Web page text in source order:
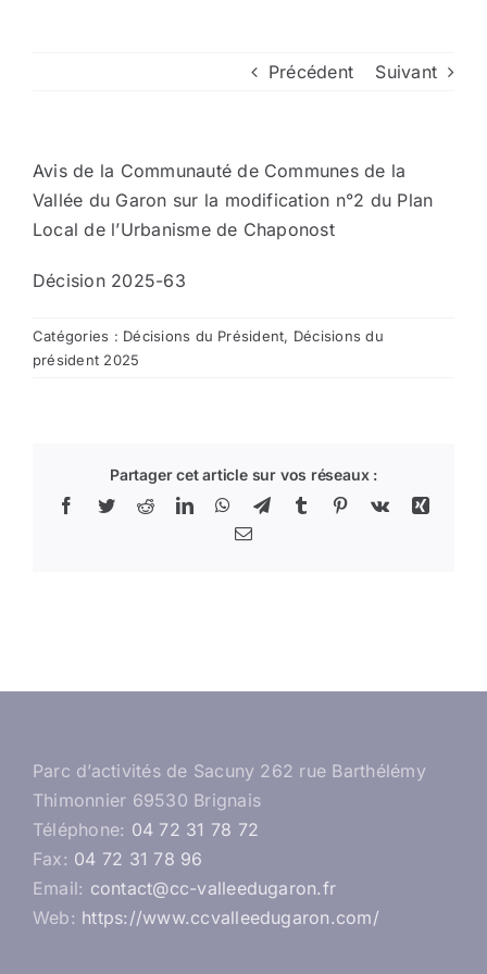
Nous contacter
Précédent Suivant
Avis de la Communauté de Communes de la
Vallée du Garon sur la modification n°2 du Plan
Local de l’Urbanisme de Chaponost
Décision 2025-63
Catégories : Décisions du Président, Décisions du
président 2025
Partager cet article sur vos réseaux :
Facebook
TwitterRedditLinkedInWhatsApp
TelegramTumblr Pinterest
Vk
Xing
Email
Parc d’activités de Sacuny 262 rue Barthélémy
Thimonnier 69530 Brignais
Téléphone: 04 72 31 78 72
Fax: 04 72 31 78 96
Email: contact@cc-valleedugaron.fr
Web: https://www.ccvalleedugaron.com/